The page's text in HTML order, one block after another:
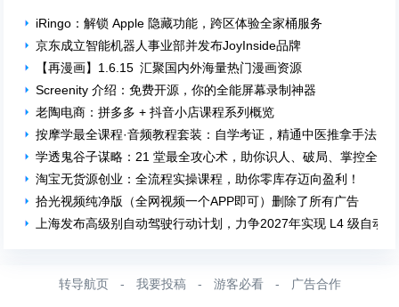
iRingo：解锁 Apple 隐藏功能，跨区体验全家桶服务
京东成立智能机器人事业部并发布JoyInside品牌
【再漫画】1.6.15 汇聚国内外海量热门漫画资源
Screenity 介绍：免费开源，你的全能屏幕录制神器
老陶电商：拼多多 + 抖音小店课程系列概览
按摩学最全课程·音频教程套装：自学考证，精通中医推拿手法
学透鬼谷子谋略：21 堂最全攻心术，助你识人、破局、掌控全局
淘宝无货源创业：全流程实操课程，助你零库存迈向盈利！
拾光视频纯净版（全网视频一个APP即可）删除了所有广告
上海发布高级别自动驾驶行动计划，力争2027年实现 L4 级自动
转导航页 - 我要投稿 - 游客必看 - 广告合作